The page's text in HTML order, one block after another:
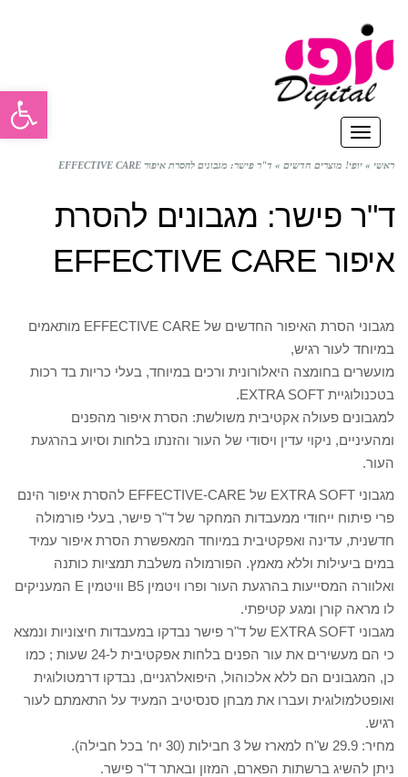
תפריט
ראשי » יופי! מוצרים חדשים » ד"ר פישר: מגבונים להסרת איפור EFFECTIVE CARE
ד"ר פישר: מגבונים להסרת
איפור EFFECTIVE CARE
מגבוני הסרת האיפור החדשים של EFFECTIVE CARE מותאמים
במיוחד לעור רגיש,
מועשרים בחומצה היאלורונית ורכים במיוחד, בעלי כריות בד רכות
בטכנולוגיית EXTRA SOFT.
למגבונים פעולה אקטיבית משולשת: הסרת איפור מהפנים
ומהעיניים, ניקוי עדין ויסודי של העור והזנתו בלחות וסיוע בהרגעת
העור.
מגבוני EXTRA SOFT של EFFECTIVE-CARE להסרת איפור הינם
פרי פיתוח ייחודי ממעבדות המחקר של ד"ר פישר, בעלי פורמולה
חדשנית, עדינה ואפקטיבית במיוחד המאפשרת הסרת איפור עמיד
במים ביעילות וללא מאמץ. הפורמולה משלבת תמציות כותנה
ואלוורה המסייעות בהרגעת העור ופרו ויטמין B5 וויטמין E המעניקים
לו מראה קורן ומגע קטיפתי.
מגבוני EXTRA SOFT של ד"ר פישר נבדקו במעבדות חיצוניות ונמצא
כי הם מעשירים את עור הפנים בלחות אפקטיבית ל-24 שעות ; כמו
כן, המגבונים הם ללא אלכוהול, היפואלרגניים, נבדקו דרמטולוגית
ואופטלמולוגית ועברו את מבחן סנסיטיב המעיד על התאמתם לעור
רגיש.
מחיר: 29.9 ש"ח למארז של 3 חבילות (30 יח' בכל חבילה).
ניתן להשיג ברשתות הפארם, המזון ובאתר ד"ר פישר.
פתח